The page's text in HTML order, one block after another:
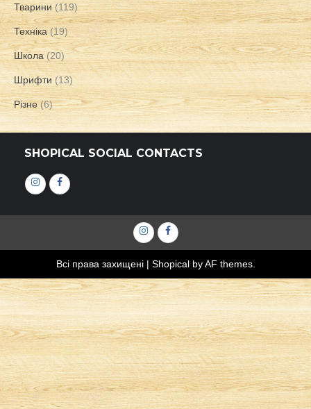
Тварини (119)
Техніка (19)
Школа (20)
Шрифти (13)
Різне (6)
SHOPICAL SOCIAL CONTACTS
ІнстаграмФейсбук
ІнстаграмФейсбук
Всі права захищені | Shopicalby AF themes.